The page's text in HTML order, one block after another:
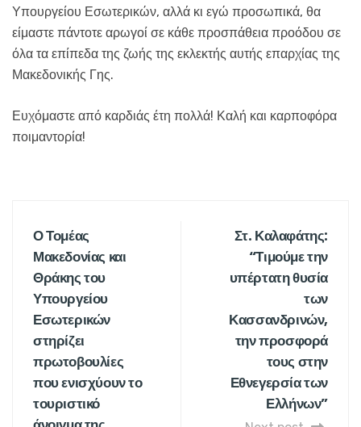
Υπουργείου Εσωτερικών, αλλά κι εγώ προσωπικά, θα
είμαστε πάντοτε αρωγοί σε κάθε προσπάθεια προόδου σε
όλα τα επίπεδα της ζωής της εκλεκτής αυτής επαρχίας της
Μακεδονικής Γης.
Ευχόμαστε από καρδιάς έτη πολλά! Καλή και καρποφόρα
ποιμαντορία!
Ο Τομέας
Μακεδονίας και
Θράκης του
Υπουργείου
Εσωτερικών
στηρίζει
πρωτοβουλίες
που ενισχύουν το
τουριστικό
Στ. Καλαφάτης:
“Τιμούμε την
υπέρτατη θυσία
των
Κασσανδρινών,
την προσφορά
τους στην
Εθνεγερσία των
Ελλήνων”